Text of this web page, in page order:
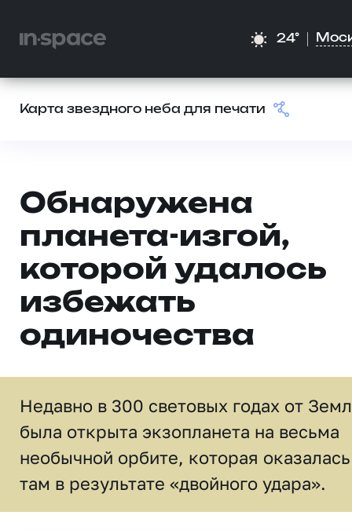
24°
Карта звездного неба для печати
Обнаружена
планета-изгой,
которой удалось
избежать
одиночества
Недавно в 300 световых годах от
была открыта экзопланета на весьма
необычной орбите, которая оказалась
там в результате «двойного удара».